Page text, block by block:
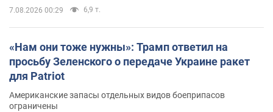
7.08.2026 00:29 6,9 т.
«Нам они тоже нужны»: Трамп ответил на
просьбу Зеленского о передаче Украине ракет
для Patriot
Американские запасы отдельных видов боеприпасов
ограничены